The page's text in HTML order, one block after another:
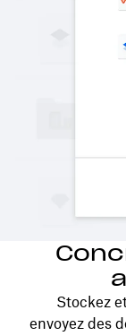
Stockez
envoyez des